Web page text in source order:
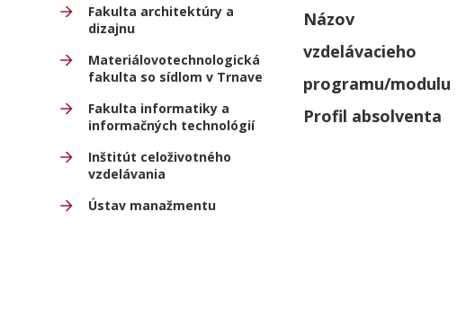
Fakulta architektúry a
dizajnu
Materiálovotechnologická
fakulta so sídlom v Trnave
Fakulta informatiky a
informačných technológií
Inštitút celoživotného
vzdelávania
Ústav manažmentu
Názov
vzdelávacieho
programu/modulu
Profil absolventa